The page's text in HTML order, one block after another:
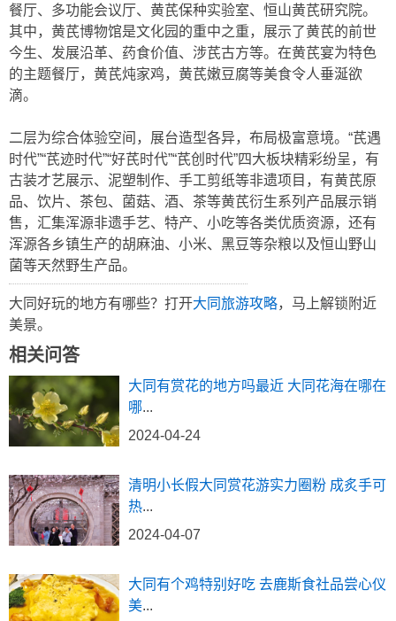
餐厅、多功能会议厅、黄芪保种实验室、恒山黄芪研究院。
其中，黄芪博物馆是文化园的重中之重，展示了黄芪的前世
今生、发展沿革、药食价值、涉芪古方等。在黄芪宴为特色
的主题餐厅，黄芪炖家鸡，黄芪嫩豆腐等美食令人垂涎欲
滴。
二层为综合体验空间，展台造型各异，布局极富意境。“芪遇
时代”“芪迹时代”“好芪时代”“芪创时代”四大板块精彩纷呈，有
古装才艺展示、泥塑制作、手工剪纸等非遗项目，有黄芪原
品、饮片、茶包、菌菇、酒、茶等黄芪衍生系列产品展示销
售，汇集浑源非遗手艺、特产、小吃等各类优质资源，还有
浑源各乡镇生产的胡麻油、小米、黑豆等杂粮以及恒山野山
菌等天然野生产品。
大同好玩的地方有哪些？打开大同旅游攻略，马上解锁附近
美景。
相关问答
大同有赏花的地方吗最近 大同花海在哪在
哪...
2024-04-24
清明小长假大同赏花游实力圈粉 成炙手可
热...
2024-04-07
大同有个鸡特别好吃 去鹿斯食社品尝心仪
美...